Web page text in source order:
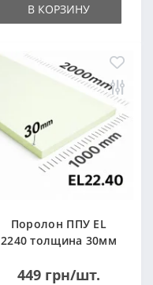
В КОРЗИНУ
Поролон ППУ EL
2240 толщина 30мм
(1000x2000мм)
449 грн/шт.